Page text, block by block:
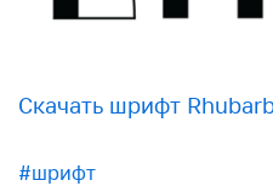
Скачать шрифт
#шрифт